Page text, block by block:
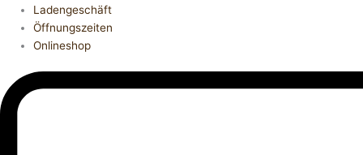
Ladengeschäft
Öffnungszeiten
Onlineshop